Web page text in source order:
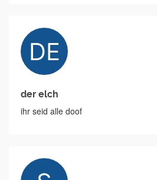
der elch
ihr seid alle doof